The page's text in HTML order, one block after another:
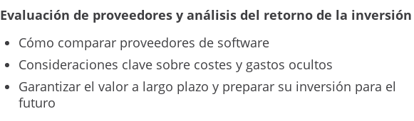
Evaluación de proveedores y análisis del retorno de la inversión
Cómo comparar proveedores de software
Consideraciones clave sobre costes y gastos ocultos
Garantizar el valor a largo plazo y preparar su inversión para el
futuro